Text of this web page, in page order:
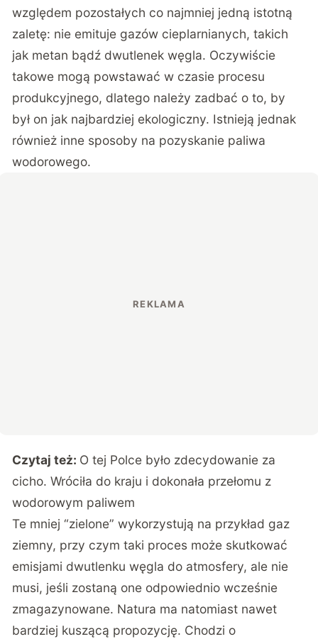
względem pozostałych co najmniej jedną istotną
zaletę: nie emituje gazów cieplarnianych, takich
jak metan bądź dwutlenek węgla. Oczywiście
takowe mogą powstawać w czasie procesu
produkcyjnego, dlatego należy zadbać o to, by
był on jak najbardziej ekologiczny. Istnieją jednak
również inne sposoby na pozyskanie paliwa
wodorowego.
Czytaj też: O tej Polce było zdecydowanie za
cicho. Wróciła do kraju i dokonała przełomu z
wodorowym paliwem
Te mniej “zielone” wykorzystują na przykład gaz
ziemny, przy czym taki proces może skutkować
emisjami dwutlenku węgla do atmosfery, ale nie
musi, jeśli zostaną one odpowiednio wcześnie
zmagazynowane. Natura ma natomiast nawet
bardziej kuszącą propozycję. Chodzi o